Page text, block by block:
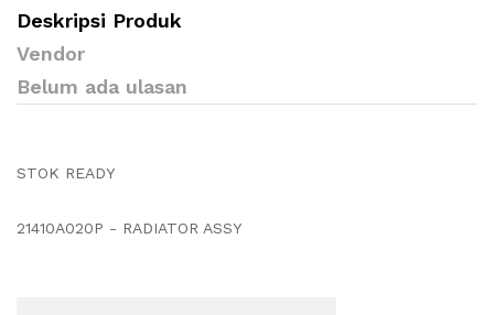
Deskripsi Produk
Vendor
Belum ada ulasan
STOK READY
21410A020P - RADIATOR ASSY